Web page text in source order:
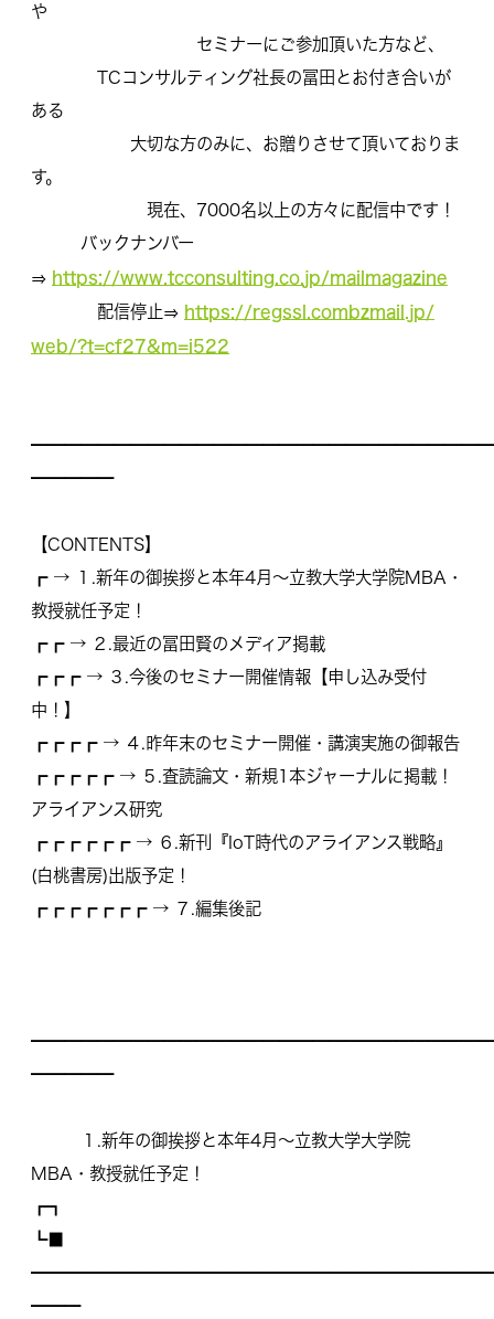
や
セミナーにご参加頂いた方など、
TCコンサルティング社長の冨田とお付き合いが
ある
大切な方のみに、お贈りさせて頂いておりま
す。
現在、7000名以上の方々に配信中です！
バックナンバー
⇒ https://www.tcconsulting.co.jp/mailmagazine
配信停止⇒ https://regssl.combzmail.jp/
web/?t=cf27&m=i522
━━━━━
【CONTENTS】
┏ → １.新年の御挨拶と本年4月～立教大学大学院MBA・
教授就任予定！
┏┏ → ２.最近の冨田賢のメディア掲載
┏┏┏ → ３.今後のセミナー開催情報【申し込み受付
中！】
┏┏┏┏ → ４.昨年末のセミナー開催・講演実施の御報告
┏┏┏┏┏ → ５.査読論文・新規1本ジャーナルに掲載！
アライアンス研究
┏┏┏┏┏┏ → ６.新刊『IoT時代のアライアンス戦略』
(白桃書房)出版予定！
┏┏┏┏┏┏┏ → ７.編集後記
━━━━━
１.新年の御挨拶と本年4月～立教大学大学院
MBA・ 教授就任予定！
┏┓
┗■
━━━